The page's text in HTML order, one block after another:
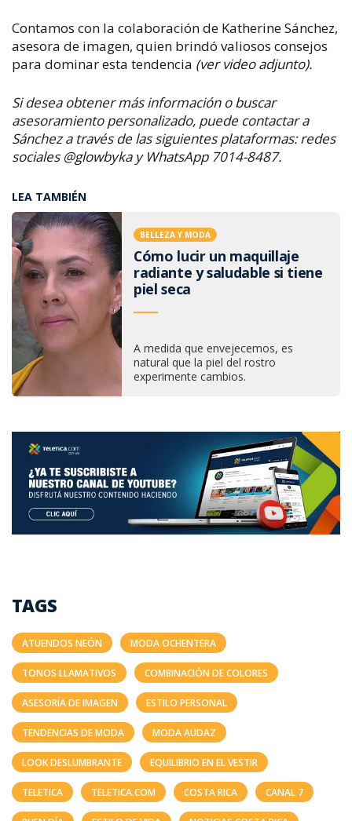
Contamos con la colaboración de Katherine Sánchez,
asesora de imagen, quien brindó valiosos consejos
para dominar esta tendencia (ver video adjunto).
Si desea obtener más información o buscar
asesoramiento personalizado, puede contactar a
Sánchez a través de las siguientes plataformas: redes
sociales @glowbyka y WhatsApp 7014-8487.
LEA TAMBIÉN
BELLEZA Y MODA
Cómo lucir un maquillaje
radiante y saludable si tiene
piel seca
A medida que envejecemos, es
natural que la piel del rostro
experimente cambios.
TAGS
ATUENDOS NEÓN MODA OCHENTERA
TONOS LLAMATIVOS COMBINACIÓN DE COLORES
ASESORÍA DE IMAGEN ESTILO PERSONAL
TENDENCIAS DE MODA MODA AUDAZ
LOOK DESLUMBRANTE EQUILIBRIO EN EL VESTIR
TELETICA TELETICA.COM COSTA RICA CANAL 7